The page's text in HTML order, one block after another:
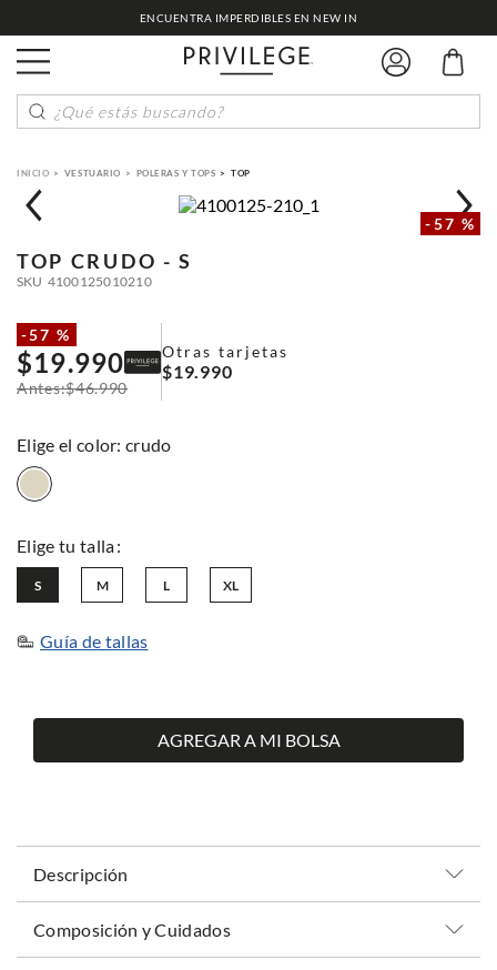
ENCUENTRA IMPERDIBLES EN NEW IN
¿Qué estás buscando?
VESTUARIO POLERAS Y TOPS TOP
-57 %
TOP CRUDO - S
SKU 4100125010210
-57 %
$19.990
$46.990
Otras tarjetas
$19.990
: crudo
L
M
S XL
Guía de tallas
AGREGAR A MI BOLSA
Descripción
Composición y Cuidados